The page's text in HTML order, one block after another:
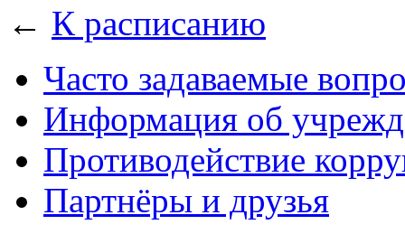
← К расписанию
Часто задаваемые
Информация об
Противодействие
Партнёры и друзья